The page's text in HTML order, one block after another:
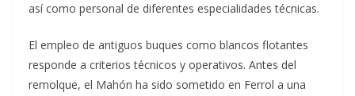
así como personal de diferentes especialidades técnicas.
El empleo de antiguos buques como blancos flotantes
responde a criterios técnicos y operativos. Antes del
remolque, el Mahón ha sido sometido en Ferrol a una